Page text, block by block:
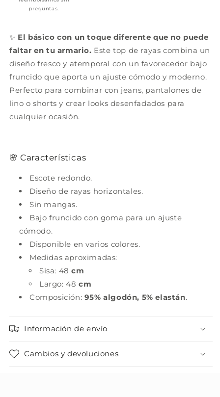
preguntas.
✨ El básico con un toque diferente que no puede
faltar en tu armario. Este top de rayas combina un
diseño fresco y atemporal con un favorecedor bajo
fruncido que aporta un ajuste cómodo y moderno.
Perfecto para combinar con jeans, pantalones de
lino o shorts y crear looks desenfadados para
cualquier ocasión.
🌸 Características
Escote redondo.
Diseño de rayas horizontales.
Sin mangas.
Bajo fruncido con goma para un ajuste
cómodo.
Disponible en varios colores.
Medidas aproximadas:
Sisa: 48 cm
Largo: 48 cm
Composición: 95% algodón, 5% elastán.
Información de envío
Cambios y devoluciones